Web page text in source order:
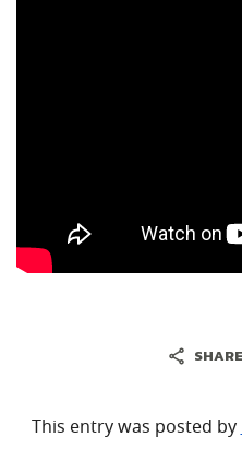
This entry was posted by